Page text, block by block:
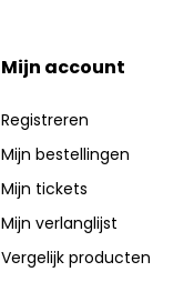
Mijn account
Registreren
Mijn bestellingen
Mijn tickets
Mijn verlanglijst
Vergelijk producten